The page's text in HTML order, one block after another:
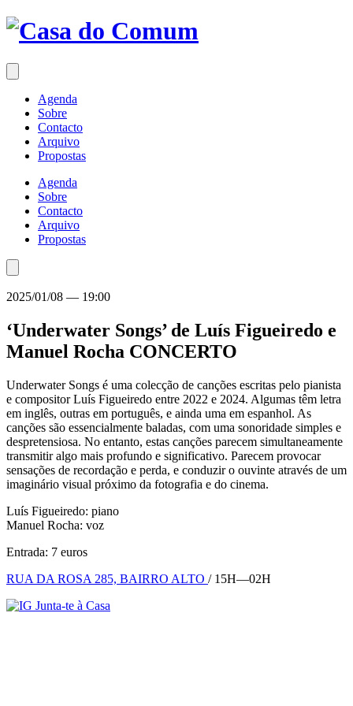
Saltar
para
conteúdo
Agenda
Sobre
Contacto
Arquivo
Propostas
Agenda
Sobre
Contacto
Arquivo
Propostas
2025/01/08 — 19:00
‘Underwater Songs’ de Luís Figueiredo e
Manuel Rocha CONCERTO
Underwater Songs é uma colecção de canções escritas pelo pianista
e compositor Luís Figueiredo entre 2022 e 2024. Algumas têm letra
em inglês, outras em português, e ainda uma em espanhol. As
canções são essencialmente baladas, com uma sonoridade simples e
despretensiosa. No entanto, estas canções parecem simultaneamente
transmitir algo mais profundo e significativo. Parecem provocar
sensações de recordação e perda, e conduzir o ouvinte através de um
imaginário visual próximo da fotografia e do cinema.
Luís Figueiredo: piano
Manuel Rocha: voz
Entrada: 7 euros
RUA DA ROSA 285, BAIRRO ALTO / 15H—02H
Junta-te à Casa